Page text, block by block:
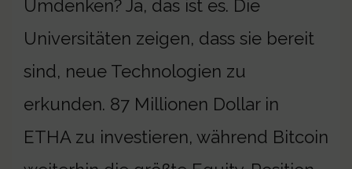
Umdenken? Ja, das ist es. Die
Universitäten zeigen, dass sie bereit
sind, neue Technologien zu
erkunden. 87 Millionen Dollar in
ETHA zu investieren, während Bitcoin